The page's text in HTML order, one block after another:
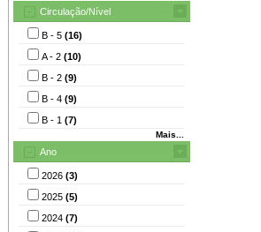
Circulação/Nível
B - 5 (16)
A - 2 (10)
B - 2 (9)
B - 4 (9)
B - 1 (7)
Mais...
Ano
2026 (3)
2025 (5)
2024 (7)